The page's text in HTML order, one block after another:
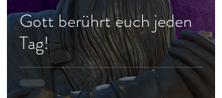
Gott berührt euch jeden
Tag!